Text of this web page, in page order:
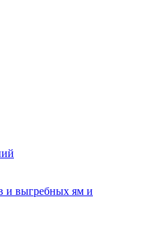
и выгребных ям и